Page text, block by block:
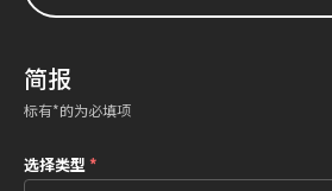
简报
标有*的为必填项
选择类型*